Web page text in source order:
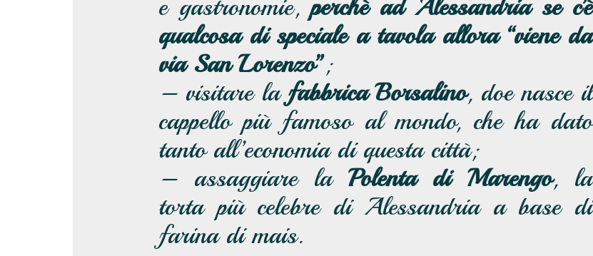
e gastronomie,perchè ad Alessandria se c’è
qualcosa di speciale a tavola allora “viene da
via San Lorenzo”;
– visitare la fabbrica Borsalino, doe nasce il
cappello più famoso al mondo, che ha dato
tanto all’economia di questa città;
– assaggiare la Polenta di Marengo, la
torta più celebre di Alessandria a base di
farina di mais.